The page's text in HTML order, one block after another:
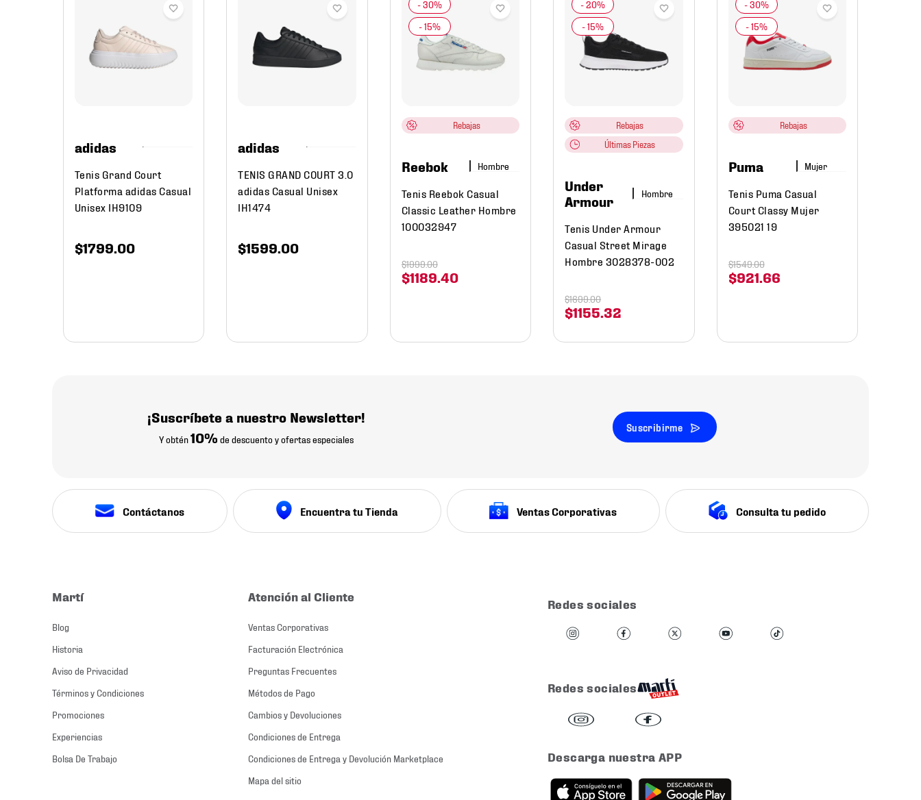
adidas
Tenis Grand Court
Platforma adidas Casual
Unisex IH9109
$1799.00
adidas
TENIS GRAND COURT 3.0
adidas Casual Unisex
IH1474
$1599.00
Rebajas
Reebok Hombre
Tenis Reebok Casual
Classic Leather Hombre
100032947
$1189.40
$1999.00
Rebajas
Últimas Piezas
Under
Armour
Hombre
Tenis Under Armour
Casual Street Mirage
Hombre 3028378-002
$1155.32
$1699.00
Rebajas
Puma Mujer
Tenis Puma Casual
Court Classy Mujer
395021 19
$921.66
$1549.00
¡Suscríbete a nuestro Newsletter!
Y obtén10% de descuento y ofertas especiales
Suscribirme
Contáctanos Encuentra tu Tienda Ventas Corporativas Consulta tu pedido
Martí
Blog
Historia
Aviso de Privacidad
Términos y Condiciones
Promociones
Experiencias
Bolsa De Trabajo
Atención al Cliente
Ventas Corporativas
Facturación Electrónica
Preguntas Frecuentes
Métodos de Pago
Cambios y Devoluciones
Condiciones de Entrega
Condiciones de Entrega y Devolución Marketplace
Mapa del sitio
Redes sociales
Redes sociales
Descarga nuestra APP